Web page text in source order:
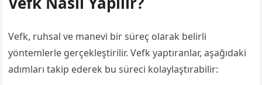
Vefk, ruhsal ve manevi bir süreç olarak belirli
yöntemlerle gerçekleştirilir. Vefk yaptıranlar, aşağıdaki
adımları takip ederek bu süreci kolaylaştırabilir: